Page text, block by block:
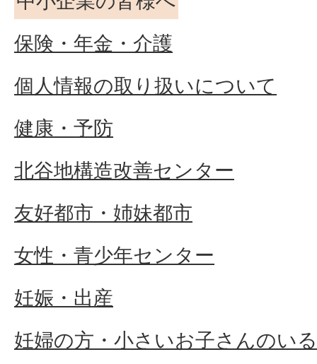
保険・年金・介護
個人情報の取り扱いについて
健康・予防
北谷地構造改善センター
友好都市・姉妹都市
女性・青少年センター
妊娠・出産
妊婦の方・小さいお子さんのい